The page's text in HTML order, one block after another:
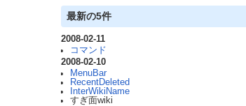
最新の5件
2008-02-11
コマンド
2008-02-10
MenuBar
RecentDeleted
InterWikiName
すぎ面wiki